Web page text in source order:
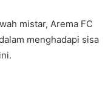
mistar, Arema FC
menghadapi sisa